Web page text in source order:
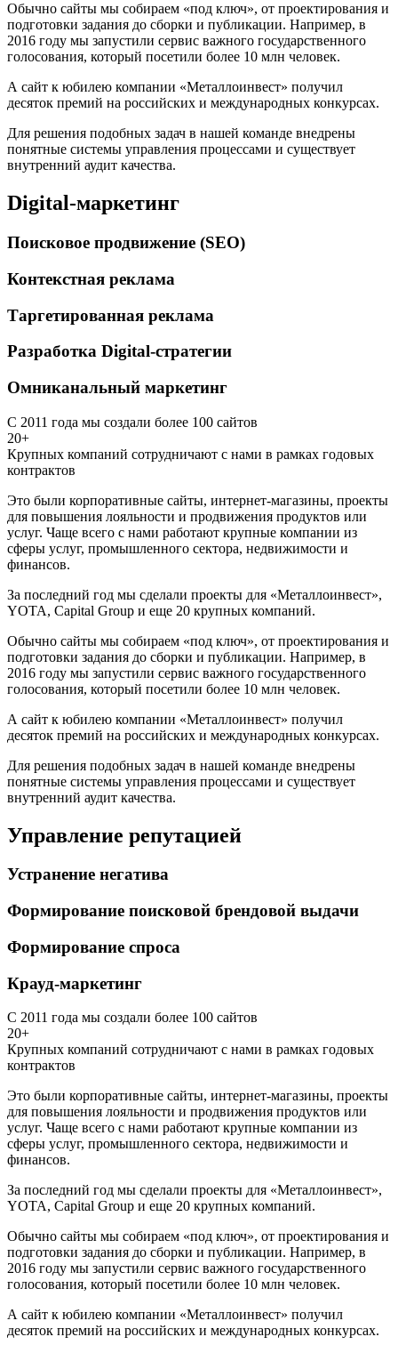
Обычно сайты мы собираем «под ключ», от проектирования и
подготовки задания до сборки и публикации. Например, в
2016 году мы запустили сервис важного государственного
голосования, который посетили более 10 млн человек.
А сайт к юбилею компании «Металлоинвест» получил
десяток премий на российских и международных конкурсах.
Для решения подобных задач в нашей команде внедрены
понятные системы управления процессами и существует
внутренний аудит качества.
Digital-маркетинг
Поисковое продвижение (SEO)
Контекстная реклама
Таргетированная реклама
Разработка Digital-стратегии
Омниканальный маркетинг
С 2011 года мы создали более 100 сайтов
20+
Крупных компаний сотрудничают с нами в рамках годовых
контрактов
Это были корпоративные сайты, интернет-магазины, проекты
для повышения лояльности и продвижения продуктов или
услуг. Чаще всего с нами работают крупные компании из
сферы услуг, промышленного сектора, недвижимости и
финансов.
За последний год мы сделали проекты для «Металлоинвест»,
YOTA, Capital Group и еще 20 крупных компаний.
Обычно сайты мы собираем «под ключ», от проектирования и
подготовки задания до сборки и публикации. Например, в
2016 году мы запустили сервис важного государственного
голосования, который посетили более 10 млн человек.
А сайт к юбилею компании «Металлоинвест» получил
десяток премий на российских и международных конкурсах.
Для решения подобных задач в нашей команде внедрены
понятные системы управления процессами и существует
внутренний аудит качества.
Управление репутацией
Устранение негатива
Формирование поисковой брендовой выдачи
Формирование спроса
Крауд-маркетинг
С 2011 года мы создали более 100 сайтов
20+
Крупных компаний сотрудничают с нами в рамках годовых
контрактов
Это были корпоративные сайты, интернет-магазины, проекты
для повышения лояльности и продвижения продуктов или
услуг. Чаще всего с нами работают крупные компании из
сферы услуг, промышленного сектора, недвижимости и
финансов.
За последний год мы сделали проекты для «Металлоинвест»,
YOTA, Capital Group и еще 20 крупных компаний.
Обычно сайты мы собираем «под ключ», от проектирования и
подготовки задания до сборки и публикации. Например, в
2016 году мы запустили сервис важного государственного
голосования, который посетили более 10 млн человек.
А сайт к юбилею компании «Металлоинвест» получил
десяток премий на российских и международных конкурсах.